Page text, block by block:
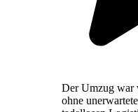
Der Umzug war
ohne